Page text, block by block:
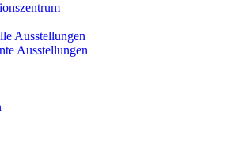
Ausstellungen
Ausstellungen